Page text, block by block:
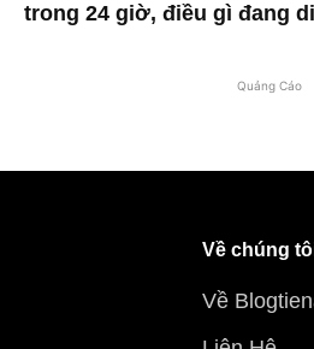
trong 24 giờ, điều gì đang
Quảng Cáo
Về chúng
Về